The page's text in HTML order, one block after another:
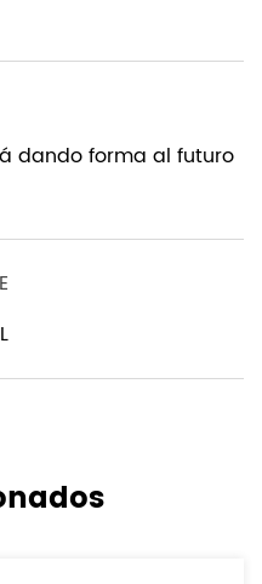
dando forma al futuro